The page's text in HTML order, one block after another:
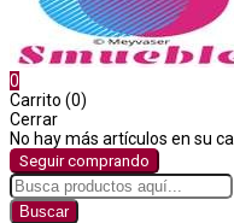
0
Carrito (0)
Cerrar
No hay más artículos en su
Seguir comprando
Buscar